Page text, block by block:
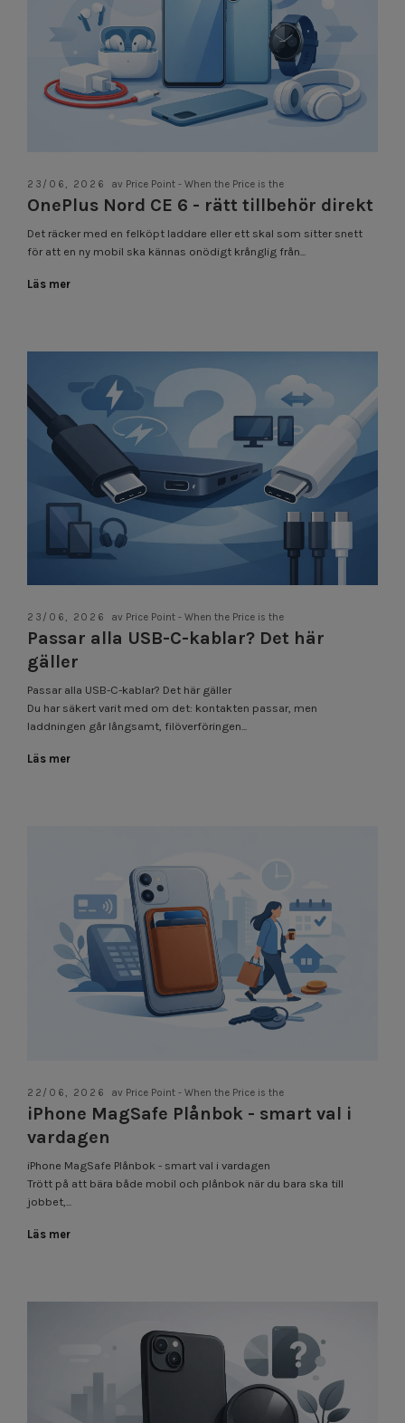
23/06, 2026 av Price Point - When the Price is the
OnePlus Nord CE 6 - rätt tillbehör direkt
Det räcker med en felköpt laddare eller ett skal som sitter snett
för att en ny mobil ska kännas onödigt krånglig från...
Läs mer
23/06, 2026 av Price Point - When the Price is the
Passar alla USB-C-kablar? Det här
gäller
Passar alla USB-C-kablar? Det här gäller
Du har säkert varit med om det: kontakten passar, men
laddningen går långsamt, filöverföringen...
Läs mer
22/06, 2026 av Price Point - When the Price is the
iPhone MagSafe Plånbok - smart val i
vardagen
iPhone MagSafe Plånbok - smart val i vardagen
Trött på att bära både mobil och plånbok när du bara ska till
jobbet,...
Läs mer